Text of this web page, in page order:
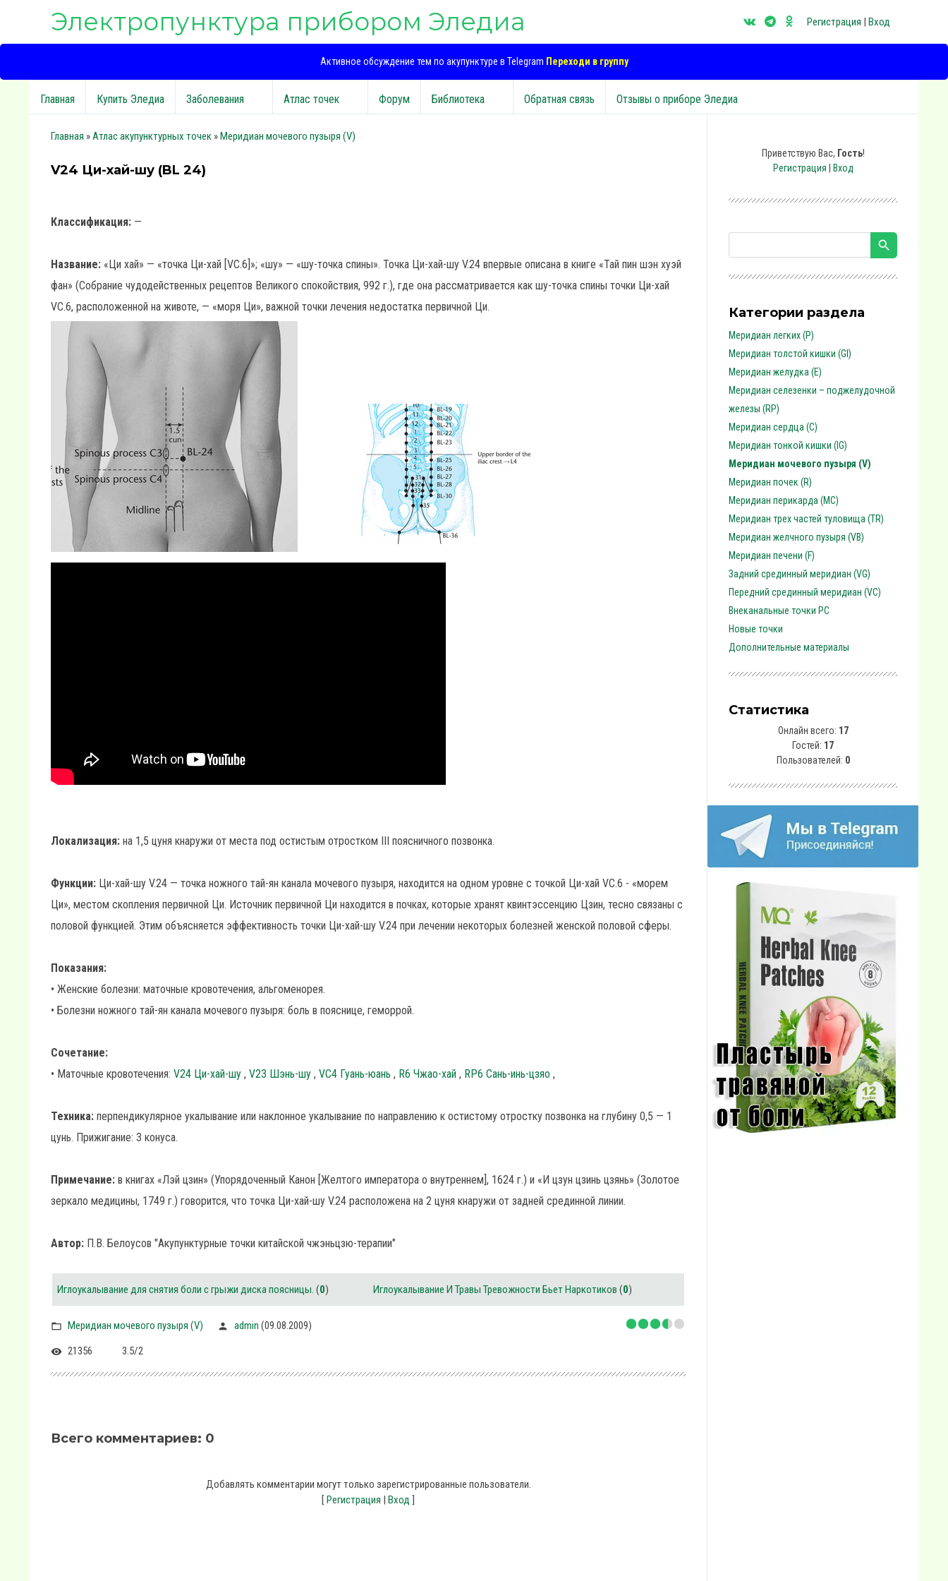
Электропунктура прибором Эледиа Регистрация | Вход
Активное обсуждение тем по акупунктуре в Telegram Переходи в группу
Главная Купить Эледиа Заболевания Атлас точек Форум Библиотека Обратная связь Отзывы о приборе Эледиа
Главная »Атлас акупунктурных точек »Меридиан мочевого пузыря (V)
V24 Ци-хай-шу (BL 24)
Классификация: —
Название: «Ци хай» — «точка Ци-хай [VC.6]»; «шу» — «шу-точка спины». Точка Ци-хай-шу V.24 впервые описана в книге «Тай пин шэн хуэй
фан» (Собрание чудодейственных рецептов Великого спокойствия, 992 г.), где она рассматривается как шу-точка спины точки Ци-хай
VC.6, расположенной на животе, — «моря Ци», важной точки лечения недостатка первичной Ци.
Локализация: на 1,5 цуня кнаружи от места под остистым отростком III поясничного позвонка.
Функции: Ци-хай-шу V.24 — точка ножного тай-ян канала мочевого пузыря, находится на одном уровне с точкой Ци-хай VC.6 - «морем
Ци», местом скопления первичной Ци. Источник первичной Ци находится в почках, которые хранят квинтэссенцию Цзин, тесно связаны с
половой функцией. Этим объясняется эффективность точки Ци-хай-шу V.24 при лечении некоторых болезней женской половой сферы.
Показания:
• Женские болезни: маточные кровотечения, альгоменорея.
• Болезни ножного тай-ян канала мочевого пузыря: боль в пояснице, геморрой.
Сочетание:
• Маточные кровотечения: V24 Ци-хай-шу , V23 Шэнь-шу , VC4 Гуань-юань , R6 Чжао-хай , RP6 Сань-инь-цзяо ,
Техника: перпендикулярное укалывание или наклонное укалывание по направлению к остистому отростку позвонка на глубину 0,5 — 1
цунь. Прижигание: 3 конуса.
Примечание: в книгах «Лэй цзин» (Упорядоченный Канон [Желтого императора о внутреннем], 1624 г.) и «И цзун цзинь цзянь» (Золотое
зеркало медицины, 1749 г.) говорится, что точка Ци-хай-шу V.24 расположена на 2 цуня кнаружи от задней срединной линии.
Автор: П.В. Белоусов "Акупунктурные точки китайской чжэньцзю-терапии"
Иглоукалывание для снятия боли с грыжи диска поясницы. (0) Иглоукалывание И Травы Тревожности Бьет Наркотиков (0)
Меридиан мочевого пузыря (V) admin (09.08.2009)
21356
3.5/2
Всего комментариев: 0
Добавлять комментарии могут только зарегистрированные пользователи.
[Регистрация | Вход ]
Приветствую Вас, Гость!
Регистрация
Вход
Категории раздела
Меридиан легких (P)
Меридиан толстой кишки (GI)
Меридиан желудка (E)
Меридиан селезенки – поджелудочной
железы (RP)
Меридиан сердца (C)
Меридиан тонкой кишки (IG)
Меридиан мочевого пузыря (V)
Меридиан почек (R)
Меридиан перикарда (MC)
Меридиан трех частей туловища (TR)
Меридиан желчного пузыря (VB)
Меридиан печени (F)
Задний срединный меридиан (VG)
Передний срединный меридиан (VC)
Внеканальные точки PC
Новые точки
Дополнительные материалы
Статистика
Онлайн всего: 17
Гостей: 17
Пользователей: 0